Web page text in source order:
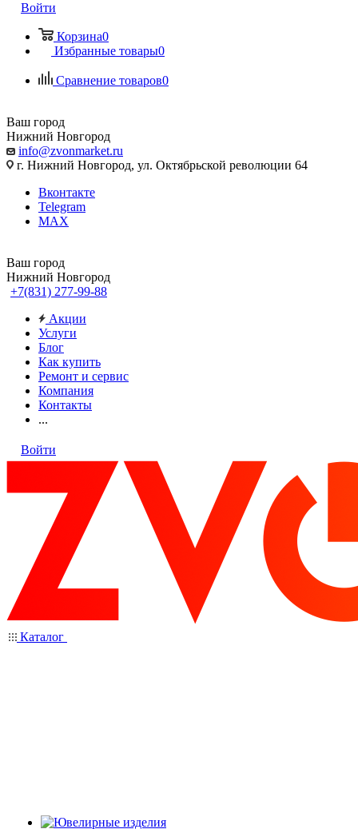
Войти
Корзина0
Избранные товары0
Сравнение товаров0
Ваш город
Нижний Новгород
info@zvonmarket.ru
г. Нижний Новгород, ул. Октябрьской революции 64
Вконтакте
Telegram
MAX
Ваш город
Нижний Новгород
+7(831) 277-99-88
Акции
Услуги
Блог
Как купить
Ремонт и сервис
Компания
Контакты
...
Войти
Каталог